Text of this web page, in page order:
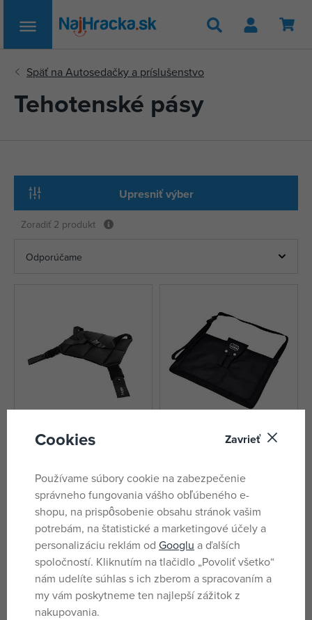
Hľadať
Tehotenské pásy
Upresniť výber
Zoradiť 2 produkt
nie je skladom
23,90 €
nie je skladom
15,49 €
Značky
Cookies Zavrieť
Používame súbory cookie na zabezpečenie
správneho fungovania vášho obľúbeného e-
shopu, na prispôsobenie obsahu stránok vašim
potrebám, na štatistické a marketingové účely a
personalizáciu reklám od Googlu a ďalších
spoločností. Kliknutím na tlačidlo „Povoliť všetko“
nám udelíte súhlas s ich zberom a spracovaním a
my vám poskytneme ten najlepší zážitok z
nakupovania.